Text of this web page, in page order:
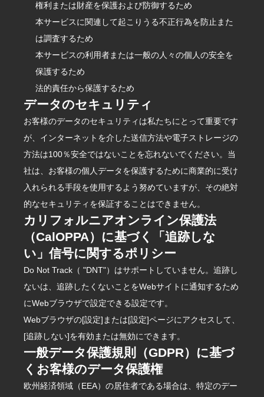
権利または財産を保護および防御するため
本サービスに関連して起こりうる不正行為を防止また
は調査するため
本サービスの利用者または一般の人々の個人の安全を
保護するため
法的責任から保護するため
データのセキュリティ
お客様のデータのセキュリティは私たちにとって重要です
が、インターネットを介した送信方法や電子ストレージの
方法は100％安全ではないことを忘れないでください。当
社は、お客様の個人データを保護するために商業的に受け
入れられる手段を使用するよう努めていますが、その絶対
的なセキュリティを保証することはできません。
カリフォルニアオンライン保護法
（CalOPPA）に基づく「追跡しな
い」信号に関するポリシー
Do Not Track（ "DNT"）はサポートしていません。追跡し
ないは、追跡したくないことをWebサイトに通知するため
にWebブラウザで設定できる設定です。
Webブラウザの[設定]または[設定]ページにアクセスして、
[追跡しない]を有効または無効にできます。
一般データ保護規則（GDPR）に基づ
くお客様のデータ保護権
欧州経済領域（EEA）の居住者である場合は、特定のデー